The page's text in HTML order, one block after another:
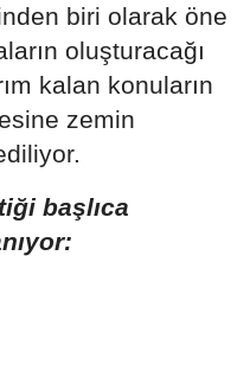
biri olarak öne
oluşturacağı
kalan konuların
zemin
başlıca